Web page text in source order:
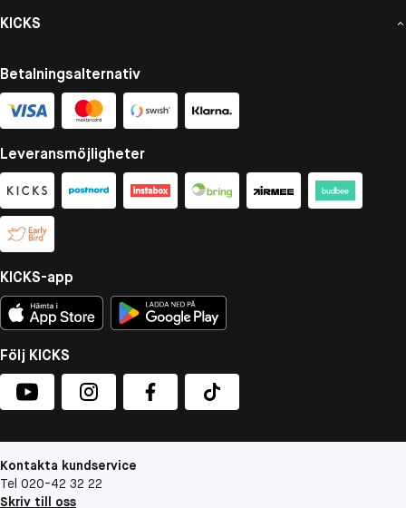
KICKS
Betalningsalternativ
Leveransmöjligheter
KICKS-app
Följ KICKS
Kontakta kundservice
Tel 020-42 32 22
Skriv till oss